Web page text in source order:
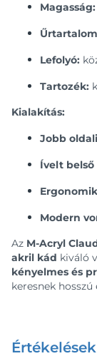
Magasság:
Lefolyó:
Tartozék:
Kialakítás:
Jobb
Ívelt
Modern
Az M-Acryl
akril kád kiváló
kényelmes és
keresnek
Értékelések